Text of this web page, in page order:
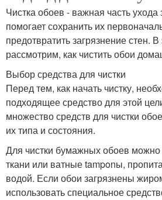
Чистка обоев - важная часть
помогает сохранить их
предотвратить загрязнение стен.
рассмотрим, как чистить обои
Выбор средства для чистки
Перед тем, как начать чистку,
подходящее средство для этой
множество средств для чистки
их типа и состояния.
Для чистки бумажных обоев можно
ткани или ватные tamponы,
водой. Если обои загрязнены
использовать специальное